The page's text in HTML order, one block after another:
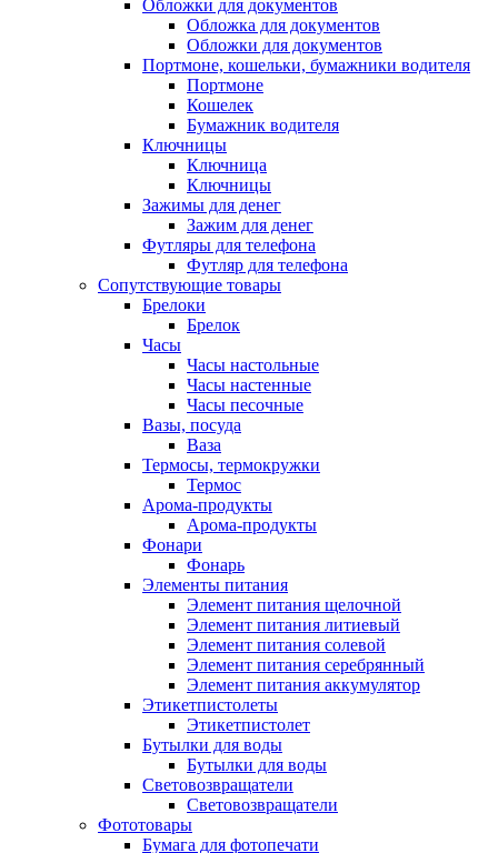
Обложки для документов
Обложка для документов
Обложки для документов
Портмоне, кошельки, бумажники водителя
Портмоне
Кошелек
Бумажник водителя
Ключницы
Ключница
Ключницы
Зажимы для денег
Зажим для денег
Футляры для телефона
Футляр для телефона
Сопутствующие товары
Брелоки
Брелок
Часы
Часы настольные
Часы настенные
Часы песочные
Вазы, посуда
Ваза
Термосы, термокружки
Термос
Арома-продукты
Арома-продукты
Фонари
Фонарь
Элементы питания
Элемент питания щелочной
Элемент питания литиевый
Элемент питания солевой
Элемент питания серебрянный
Элемент питания аккумулятор
Этикетпистолеты
Этикетпистолет
Бутылки для воды
Бутылки для воды
Световозвращатели
Световозвращатели
Фототовары
Бумага для фотопечати